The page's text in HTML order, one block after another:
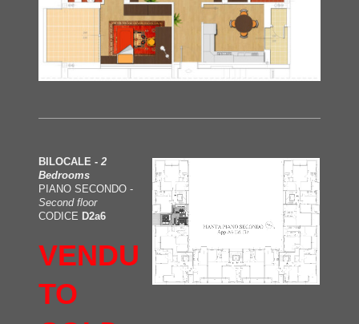
BILOCALE - 2
Bedrooms
PIANO SECONDO -
Second floor
CODICE D2a6
VENDU
TO